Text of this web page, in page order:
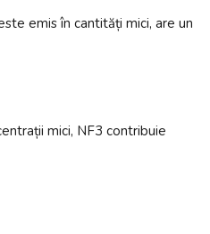
emis în cantități mici, are un
mici, NF3 contribuie